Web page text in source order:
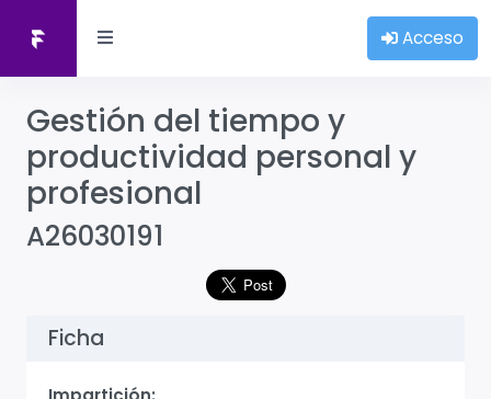
Acceso
Gestión del tiempo y
productividad personal y
profesional
A26030191
Ficha